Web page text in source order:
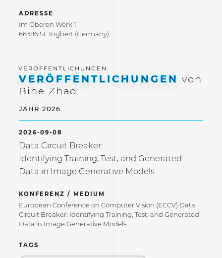
ADRESSE
Im Oberen Werk 1
66386 St. Ingbert (Germany)
VERÖFFENTLICHUNGEN von
Bihe Zhao
JAHR 2026
2026-09-08
Data Circuit Breaker:
Identifying Training, Test, and Generated
Data in Image Generative Models
KONFERENZ / MEDIUM
European Conference on Computer Vision (ECCV) Data
Circuit Breaker: Identifying Training, Test, and Generated
Data in Image Generative Models
TAGS